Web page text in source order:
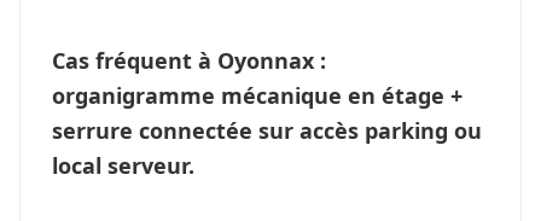
Cas fréquent à Oyonnax :
organigramme mécanique en étage +
serrure connectée sur accès parking ou
local serveur.